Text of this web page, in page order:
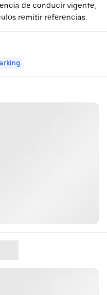
de conducir vigente,
remitir referencias.